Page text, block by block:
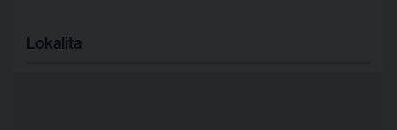
Lokalita